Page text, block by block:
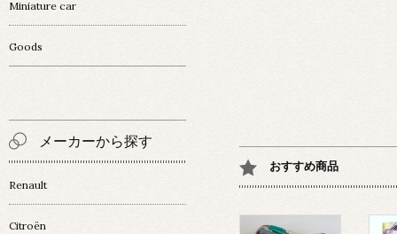
おすすめ商品
Miniature car
Goods
メーカーから探す
Renault
Citroën